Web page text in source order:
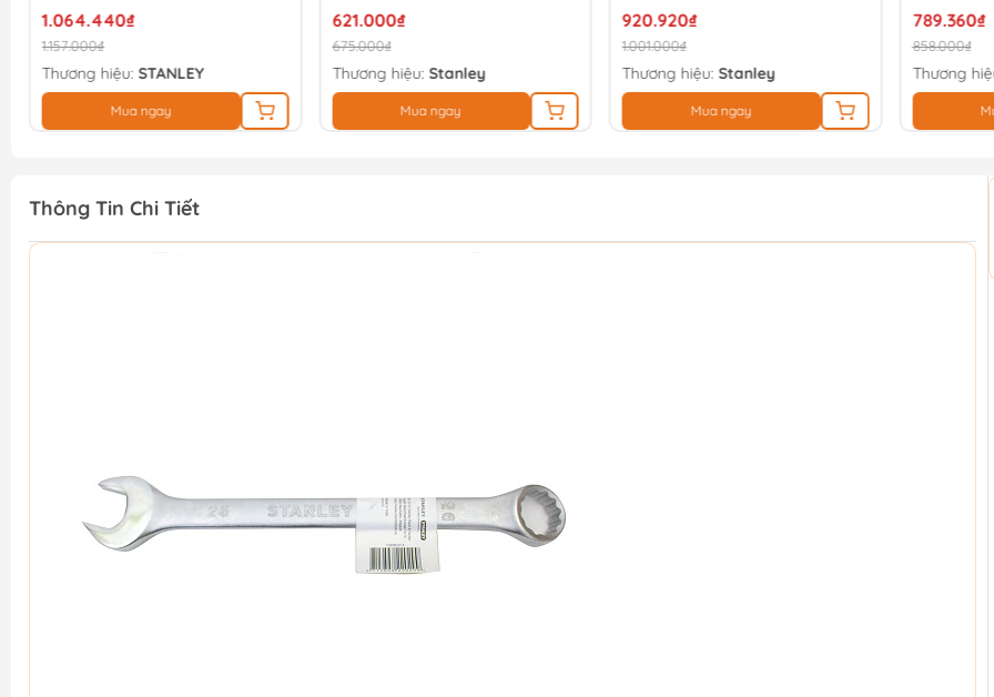
1.064.440₫
1.157.000₫
Thương hiệu: STANLEY
Mua ngay
621.000₫
675.000₫
Thương hiệu: Stanley
Mua ngay
920.920₫
1.001.000₫
Thương hiệu: Stanley
Mua ngay
789.360₫
858.000₫
Thương
Thông Tin Chi Tiết